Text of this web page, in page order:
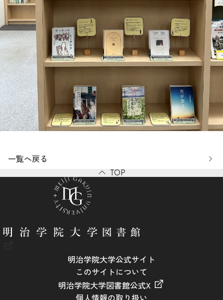
一覧へ戻る
TOP
明治学院大学公式サイト
このサイトについて
明治学院大学図書館公式X